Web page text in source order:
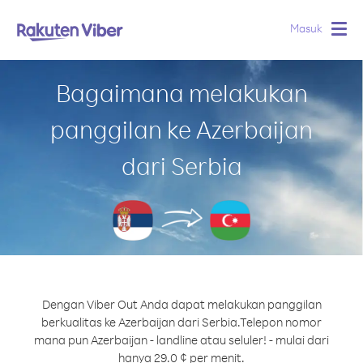
Masuk
Bagaimana melakukan
panggilan ke Azerbaijan
dari Serbia
Dengan Viber Out Anda dapat melakukan panggilan
berkualitas ke Azerbaijan dari Serbia.Telepon nomor
mana pun Azerbaijan - landline atau seluler! - mulai dari
hanya 29.0 ¢ per menit.